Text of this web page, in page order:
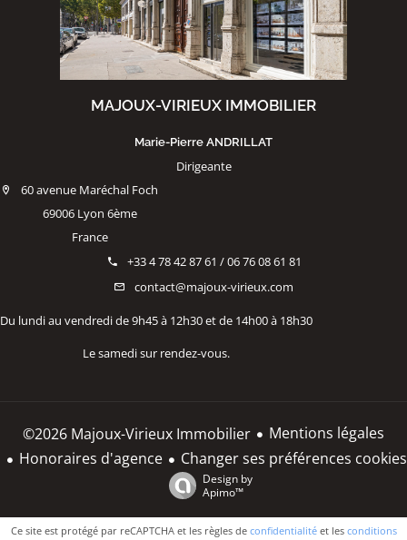
MAJOUX-VIRIEUX IMMOBILIER
Marie-Pierre ANDRILLAT
Dirigeante
60 avenue Maréchal Foch
69006 Lyon 6ème
France
+33 4 78 42 87 61 / 06 76 08 61 81
contact@majoux-virieux.com
Du lundi au vendredi de 9h45 à 12h30 et de 14h00 à 18h30
Le samedi sur rendez-vous.
©2026 Majoux-Virieux Immobilier
Mentions légales
Honoraires d'agence
Changer ses préférences cookies
Design by
Apimo™
Ce site est protégé par reCAPTCHA et les règles de confidentialitéet les conditions